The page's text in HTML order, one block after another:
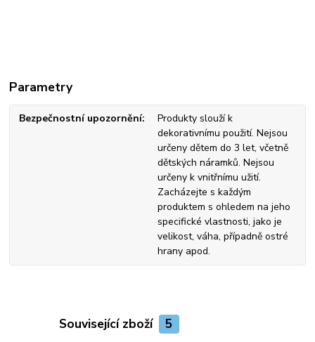
Parametry
Bezpečnostní upozornění
Produkty slouží k
dekorativnímu použití. Nejsou
určeny dětem do 3 let, včetně
dětských náramků. Nejsou
určeny k vnitřnímu užití.
Zacházejte s každým
produktem s ohledem na jeho
specifické vlastnosti, jako je
velikost, váha, případně ostré
hrany apod.
Související zboží 5